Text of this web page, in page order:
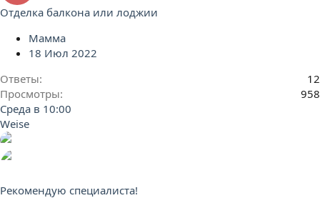
Отделка балкона или лоджии
Мамма
18 Июл 2022
Ответы
12
Просмотры
958
Среда в 10:00
Weise
Рекомендую специалиста!